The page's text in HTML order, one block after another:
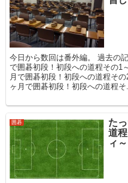
今日から数回は番外編。 過去の
で囲碁初段！初段への道程その1
月で囲碁初段！初段への道程そ
ヶ月で囲碁初段！初段への道程そ
囲碁
た
道
ィ～